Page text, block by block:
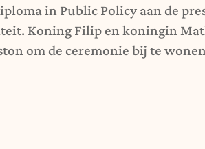
in Public Policy aan de
Koning Filip en koningin
om de ceremonie bij te